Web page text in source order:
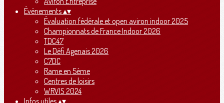
Événements▴▾
Évaluation fédérale et open aviron indoor 2025
Championnats de France Indoor 2026
TDC47
Le Défi Agenais 2026
C7DC
Rame en 5ème
Centres de loisirs
WRVIS 2024
Infos utiles▴▾